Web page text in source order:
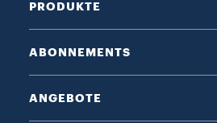
PRODUKTE
ABONNEMENTS
ANGEBOTE